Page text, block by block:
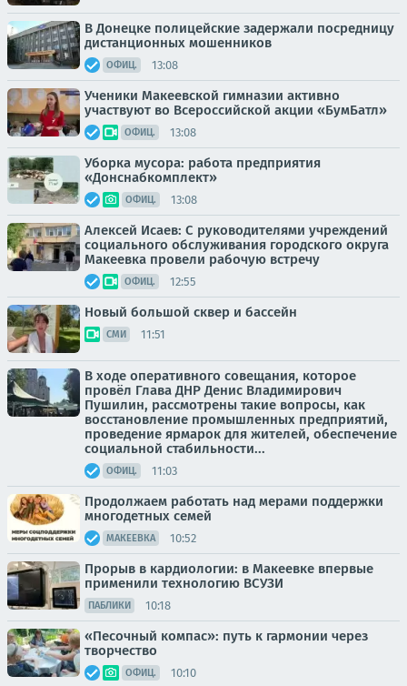
В Донецке полицейские задержали посредницу
дистанционных мошенников
ОФИЦ. 13:08
Ученики Макеевской гимназии активно
участвуют во Всероссийской акции «БумБатл»
ОФИЦ. 13:08
Уборка мусора: работа предприятия
«Донснабкомплект»
ОФИЦ. 13:08
Алексей Исаев: С руководителями учреждений
социального обслуживания городского округа
Макеевка провели рабочую встречу
ОФИЦ. 12:55
Новый большой сквер и бассейн
СМИ 11:51
В ходе оперативного совещания, которое
провёл Глава ДНР Денис Владимирович
Пушилин, рассмотрены такие вопросы, как
восстановление промышленных предприятий,
проведение ярмарок для жителей, обеспечение
социальной стабильности...
ОФИЦ. 11:03
Продолжаем работать над мерами поддержки
многодетных семей
МАКЕЕВКА 10:52
Прорыв в кардиологии: в Макеевке впервые
применили технологию ВСУЗИ
ПАБЛИКИ 10:18
«Песочный компас»: путь к гармонии через
творчество
ОФИЦ. 10:10